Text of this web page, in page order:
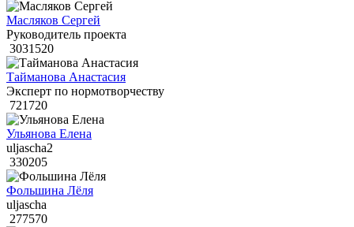
Масляков Сергей
Руководитель проекта
3031520
Тайманова Анастасия
Эксперт по нормотворчеству
721720
Ульянова Елена
uljascha2
330205
Фольшина Лёля
uljascha
277570